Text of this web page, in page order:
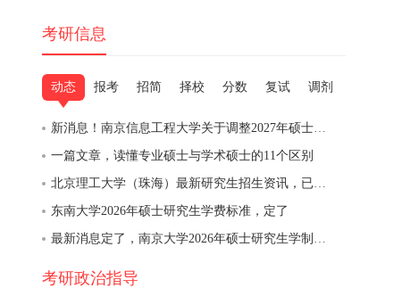
考研信息
动态 报考 招简 择校 分数 复试 调剂
新消息！南京信息工程大学关于调整2027年硕士研究生招生考试部分专业初试科目的通知
一篇文章，读懂专业硕士与学术硕士的11个区别
北京理工大学（珠海）最新研究生招生资讯，已发布
东南大学2026年硕士研究生学费标准，定了
最新消息定了，南京大学2026年硕士研究生学制与培养费用通知
考研政治指导